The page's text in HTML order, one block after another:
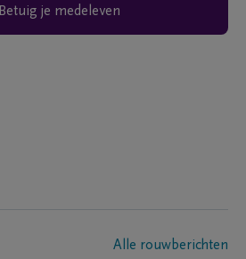
Betuig je medeleven
Alle rouwberichten